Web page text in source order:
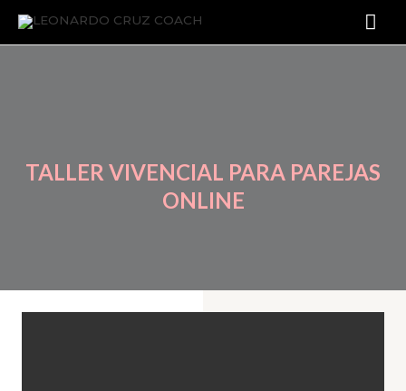
TALLER VIVENCIAL PARA PAREJAS
ONLINE